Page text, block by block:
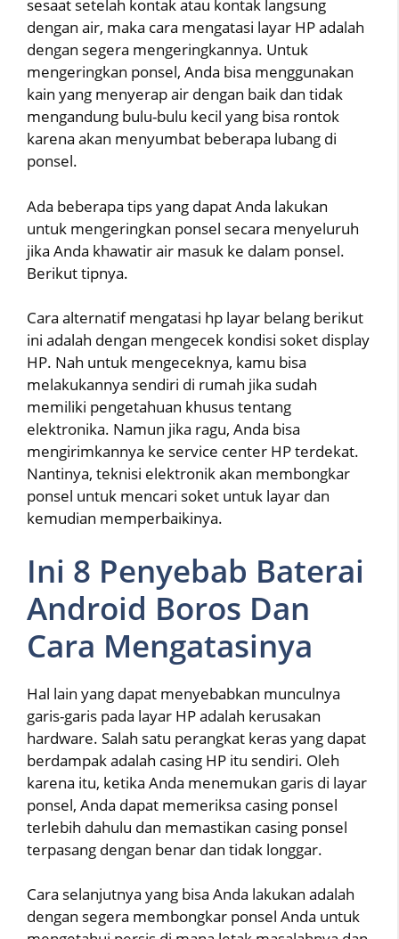
sesaat setelah kontak atau kontak langsung
dengan air, maka cara mengatasi layar HP adalah
dengan segera mengeringkannya. Untuk
mengeringkan ponsel, Anda bisa menggunakan
kain yang menyerap air dengan baik dan tidak
mengandung bulu-bulu kecil yang bisa rontok
karena akan menyumbat beberapa lubang di
ponsel.
Ada beberapa tips yang dapat Anda lakukan
untuk mengeringkan ponsel secara menyeluruh
jika Anda khawatir air masuk ke dalam ponsel.
Berikut tipnya.
Cara alternatif mengatasi hp layar belang berikut
ini adalah dengan mengecek kondisi soket display
HP. Nah untuk mengeceknya, kamu bisa
melakukannya sendiri di rumah jika sudah
memiliki pengetahuan khusus tentang
elektronika. Namun jika ragu, Anda bisa
mengirimkannya ke service center HP terdekat.
Nantinya, teknisi elektronik akan membongkar
ponsel untuk mencari soket untuk layar dan
kemudian memperbaikinya.
Ini 8 Penyebab Baterai
Android Boros Dan
Cara Mengatasinya
Hal lain yang dapat menyebabkan munculnya
garis-garis pada layar HP adalah kerusakan
hardware. Salah satu perangkat keras yang dapat
berdampak adalah casing HP itu sendiri. Oleh
karena itu, ketika Anda menemukan garis di layar
ponsel, Anda dapat memeriksa casing ponsel
terlebih dahulu dan memastikan casing ponsel
terpasang dengan benar dan tidak longgar.
Cara selanjutnya yang bisa Anda lakukan adalah
dengan segera membongkar ponsel Anda untuk